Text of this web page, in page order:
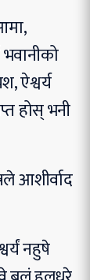
ऐश्वर्य
होस् भनी
आशीर्वाद
नहुषे